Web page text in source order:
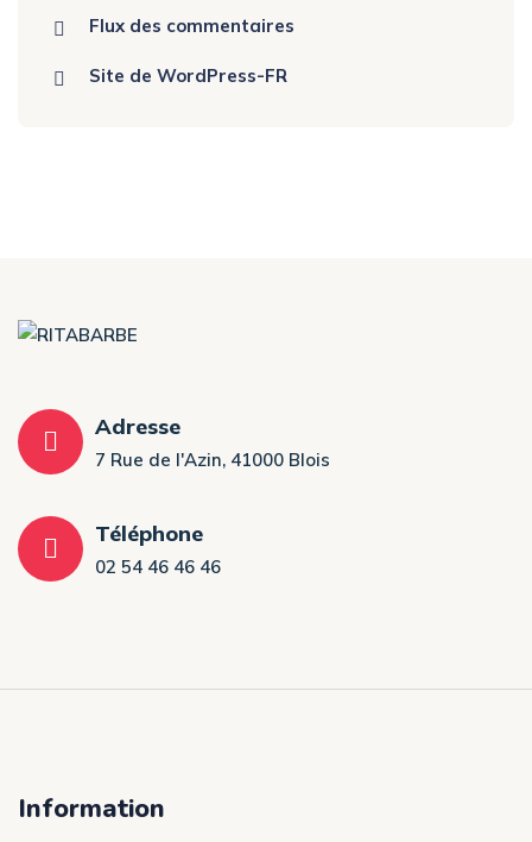
Flux des commentaires
Site de WordPress-FR
Adresse
7 Rue de l'Azin, 41000 Blois
Téléphone
02 54 46 46 46
Information